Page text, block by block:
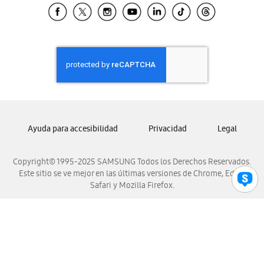
Samsung El Salvador
Samsung Honduras
Samsung Nicaragua
Samsung Panamá
Samsung Venezuela
Copyright© 1995-2025 SAMSUNG Todos los Derechos Reservados.
Este sitio se ve mejor en las últimas versiones de Chrome, Edge,
Safari y Mozilla Firefox.
Ayuda para accesibilidad Privacidad Legal